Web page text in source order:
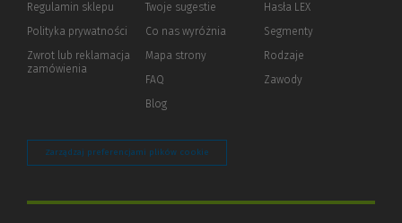
Regulamin sklepu
Polityka prywatności (Nowe
(Link
innej
Zwrot lub reklamacja
zamówienia
innej
strony)
Twoje sugestie
Co nas wyróżnia
Mapa strony
FAQ
Blog
Hasła LEX
Segmenty
Rodzaje
Zawody
Zarządzaj preferencjami plików cookie